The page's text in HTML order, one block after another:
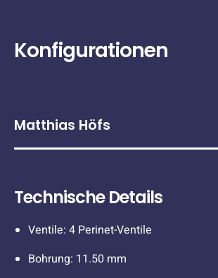
Konfigurationen
Matthias Höfs
Technische Details
Ventile: 4 Perinet-Ventile
Bohrung: 11.50 mm